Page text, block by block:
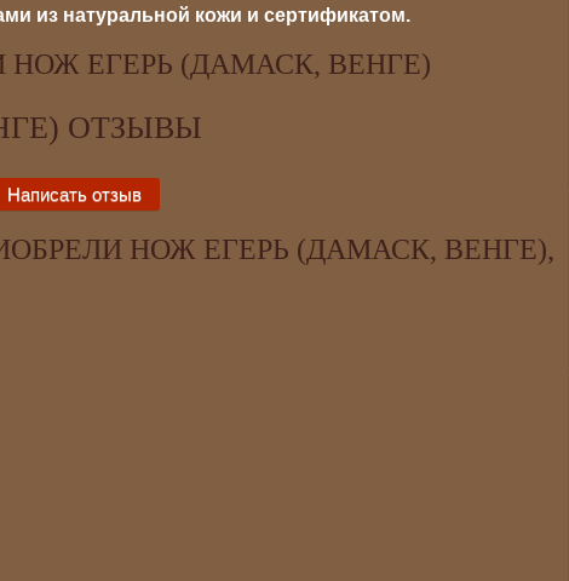
из натуральной кожи и сертификатом.
ЕГЕРЬ (ДАМАСК, ВЕНГЕ)
ОТЗЫВЫ
НОЖ ЕГЕРЬ (ДАМАСК, ВЕНГЕ),